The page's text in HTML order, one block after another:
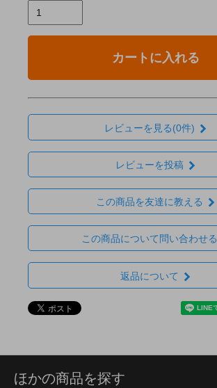
カートに入れる
レビューを見る(0件)
レビューを投稿
この商品を友達に教える
この商品について問い合わせる
返品について
ほかの商品を探す